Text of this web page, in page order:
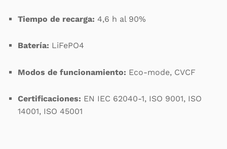
Tiempo de recarga: 4,6 h al 90%
Batería: LiFePO4
Modos de funcionamiento: Eco-mode, CVCF
Certificaciones: EN IEC 62040-1, ISO 9001, ISO
14001, ISO 45001